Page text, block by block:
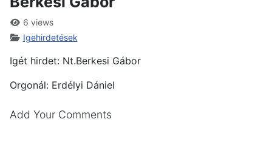
6 views
Igehirdetések
Igét hirdet: Nt.Berkesi Gábor
Orgonál: Erdélyi Dániel
Add Your Comments